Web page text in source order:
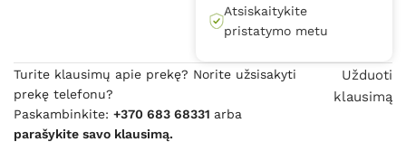
Atsiskaitykite
pristatymo metu
Turite klausimų apie prekę? Norite užsisakyti
prekę telefonu?
Paskambinkite: +370 683 68331 arba
parašykite savo klausimą.
Užduoti
klausimą